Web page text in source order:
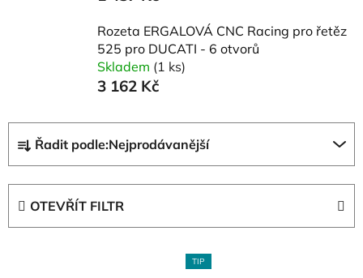
Rozeta ERGALOVÁ CNC Racing pro řetěz
525 pro DUCATI - 6 otvorů
Skladem (1 ks)
3 162 Kč
a
z
Řadit podle:Nejprodávanější
OTEVŘÍT FILTR
TIP